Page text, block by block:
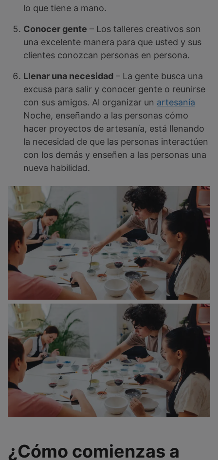
lo que tiene a mano.
Conocer gente – Los talleres creativos son
una excelente manera para que usted y sus
clientes conozcan personas en persona.
Llenar una necesidad – La gente busca una
excusa para salir y conocer gente o reunirse
con sus amigos. Al organizar un artesanía
Noche, enseñando a las personas cómo
hacer proyectos de artesanía, está llenando
la necesidad de que las personas interactúen
con los demás y enseñen a las personas una
nueva habilidad.
¿Cómo comienzas a